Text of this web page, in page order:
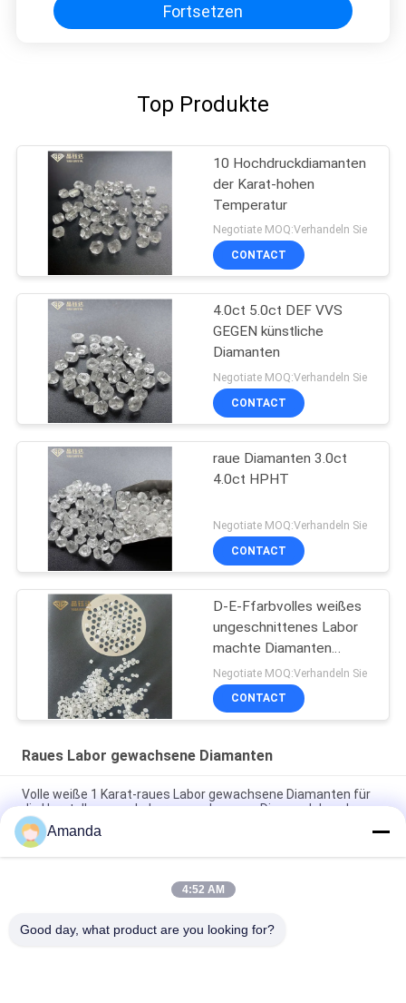
Fortsetzen
Top Produkte
10 Hochdruckdiamanten
der Karat-hohen
Temperatur
Negotiate MOQ:Verhandeln Sie
CONTACT
4.0ct 5.0ct DEF VVS
GEGEN künstliche
Diamanten
Negotiate MOQ:Verhandeln Sie
CONTACT
raue Diamanten 3.0ct
4.0ct HPHT
Negotiate MOQ:Verhandeln Sie
CONTACT
D-E-Ffarbvolles weißes
ungeschnittenes Labor
machte Diamanten
wirklichen rauen Diamond
Loose Diamond
Negotiate MOQ:Verhandeln Sie
CONTACT
Raues Labor gewachsene Diamanten
Volle weiße 1 Karat-raues Labor gewachsene Diamanten für
die Herstellung von Labor gewachsenem Diamond Jewelry
4-5ct DEF Farbe VS,VVS1,VVS2 Reinheit Hpht Lab Made
Diamond Weißer Diamant Für Schmuck
D-E-Ffarbe 4.0-5.0 CT ungeschnittenes HPHT Diamond Lab
Amanda
4:52 AM
Good day, what product are you looking for?